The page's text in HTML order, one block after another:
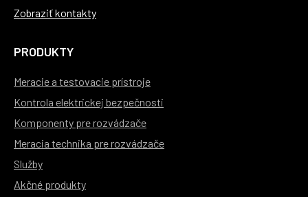
Zobraziť kontakty
PRODUKTY
Meracie a testovacie prístroje
Kontrola elektrickej bezpečnosti
Komponenty pre rozvádzače
Meracia technika pre rozvádzače
Služby
Akčné produkty